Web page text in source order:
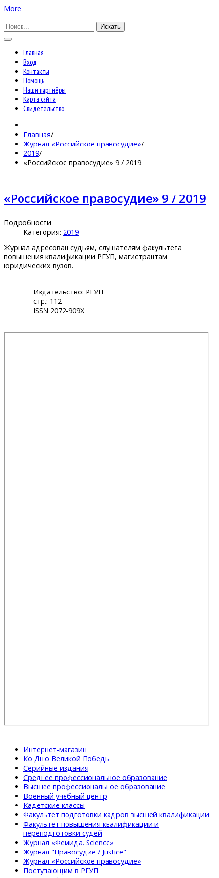
More
Искать
Главная
Вход
Контакты
Помощь
Наши партнёры
Карта сайта
Свидетельство
Главная/
Журнал «Российское правосудие»/
2019/
«Российское правосудие» 9 / 2019
«Российское правосудие» 9 / 2019
Подробности
Категория: 2019
Журнал адресован судьям, слушателям факультета
повышения квалификации РГУП, магистрантам
юридических вузов.
Издательство: РГУП
стр.: 112
ISSN 2072-909X
Интернет-магазин
Ко Дню Великой Победы
Серийные издания
Среднее профессиональное образование
Высшее профессиональное образование
Военный учебный центр
Кадетские классы
Факультет подготовки кадров высшей квалификации
Факультет повышения квалификации и
переподготовки судей
Журнал «Фемида. Science»
Журнал "Правосудие / Justice"
Журнал «Российское правосудие»
Поступающим в РГУП